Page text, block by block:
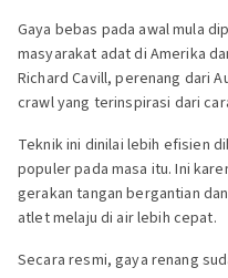
Gaya bebas pada awal mula
masyarakat adat di Amerika
Richard Cavill, perenang dari
crawl yang terinspirasi dari
Teknik ini dinilai lebih efisien
populer pada masa itu. Ini
gerakan tangan bergantian
atlet melaju di air lebih cepat.
Secara resmi, gaya renang